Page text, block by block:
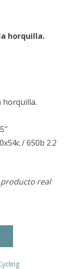
horquilla.
horquilla.
/ 650b 2.2
real